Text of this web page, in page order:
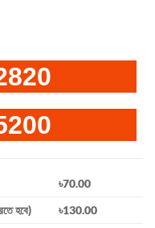
৳70.00
হবে)
৳130.00